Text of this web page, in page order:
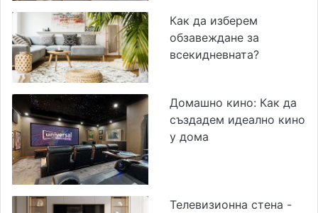
Как да изберем
обзавеждане за
всекидневната?
Домашно кино: Как да
създадем идеално кино
у дома
Телевизионна стена -